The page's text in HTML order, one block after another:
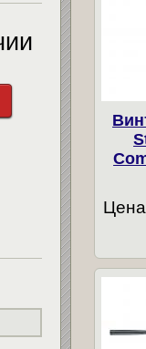
Цена